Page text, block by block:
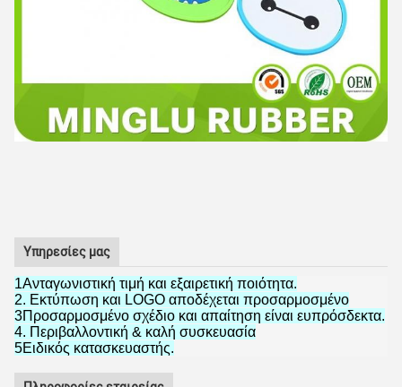
Υπηρεσίες μας
1Ανταγωνιστική τιμή και εξαιρετική ποιότητα.
2. Εκτύπωση και LOGO αποδέχεται προσαρμοσμένο
3Προσαρμοσμένο σχέδιο και απαίτηση είναι ευπρόσδεκτα.
4. Περιβαλλοντική & καλή συσκευασία
5Ειδικός κατασκευαστής.